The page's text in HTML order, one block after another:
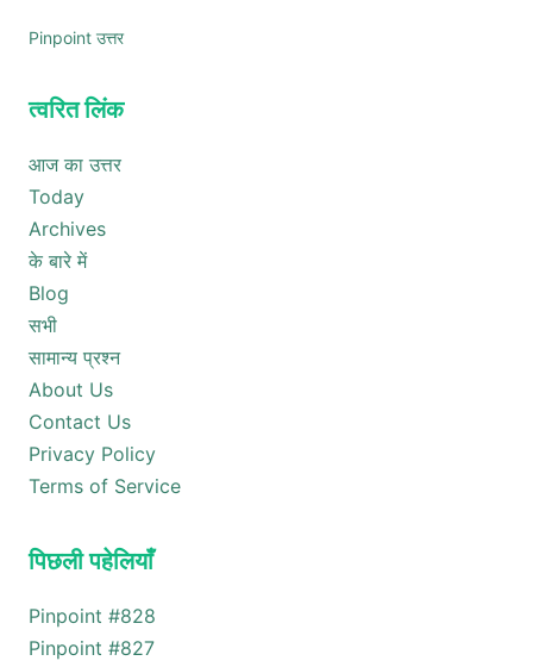
Pinpoint उत्तर
त्वरित लिंक
आज का उत्तर
Today
Archives
के बारे में
Blog
सभी
सामान्य प्रश्न
About Us
Contact Us
Privacy Policy
Terms of Service
पिछली पहेलियाँ
Pinpoint #828
Pinpoint #827